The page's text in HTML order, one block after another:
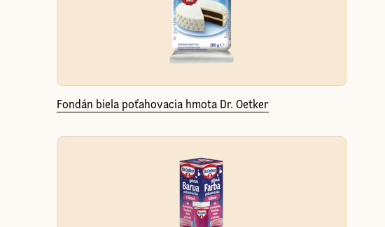
Fondán biela poťahovacia hmota Dr. Oetker